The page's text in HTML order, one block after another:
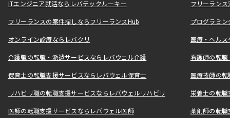
ITエンジニア就活ならレバテックルーキー フリーラン
フリーランスの案件探しならフリーランスHub プログラミ
オンライン診療ならレバクリ 医療・ヘル
介護職の転職・派遣サービスならレバウェル介護 看護師の転
保育士の転職支援サービスならレバウェル保育士 医療技師の
リハビリ職の転職支援サービスならレバウェルリハビリ 栄養士の転
医師の転職支援サービスならレバウェル医師 薬剤師の転